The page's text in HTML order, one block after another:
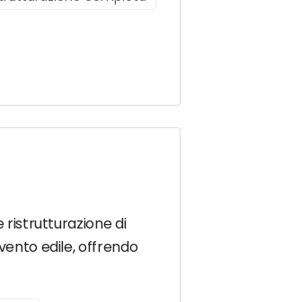
ristrutturazione di
edile, offrendo